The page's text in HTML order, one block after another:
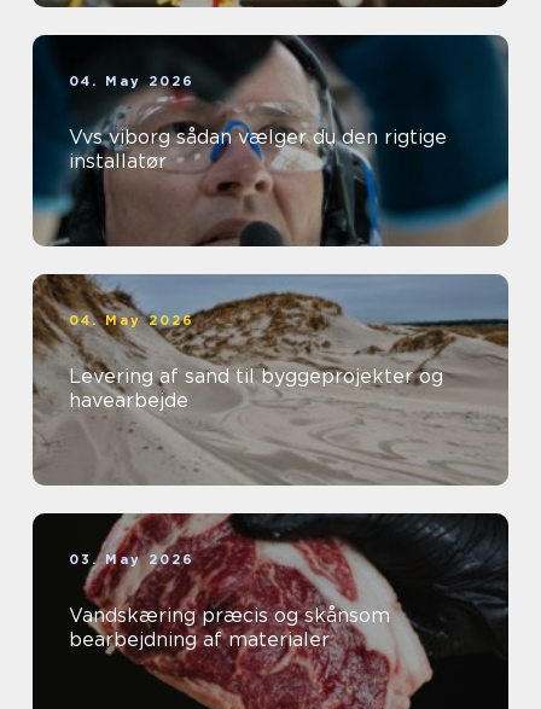
04. May 2026
Vvs viborg sådan vælger du den rigtige
installatør
04. May 2026
Levering af sand til byggeprojekter og
havearbejde
03. May 2026
Vandskæring præcis og skånsom
bearbejdning af materialer